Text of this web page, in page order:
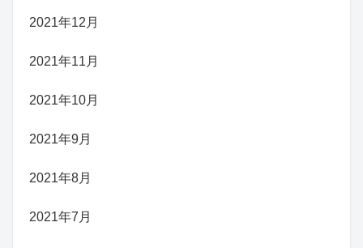
2021年12月
2021年11月
2021年10月
2021年9月
2021年8月
2021年7月